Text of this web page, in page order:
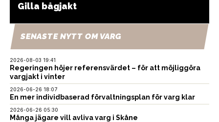
Gilla bågjakt
SENASTE NYTT OM VARG
2026-08-03 19:41
Regeringen höjer referensvärdet – för att möjliggöra
vargjakt i vinter
2026-06-26 18:07
En mer individbaserad förvaltningsplan för varg klar
2026-06-26 05:30
Många jägare vill avliva varg i Skåne